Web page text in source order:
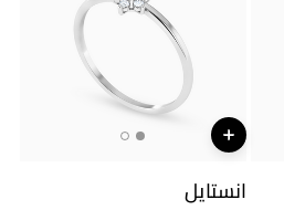
انستايل